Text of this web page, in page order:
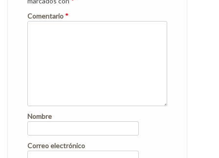
Comentario *
Nombre
Correo electrónico